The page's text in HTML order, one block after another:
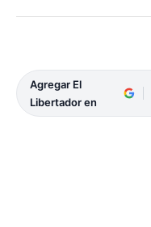
Agregar El
Libertador en